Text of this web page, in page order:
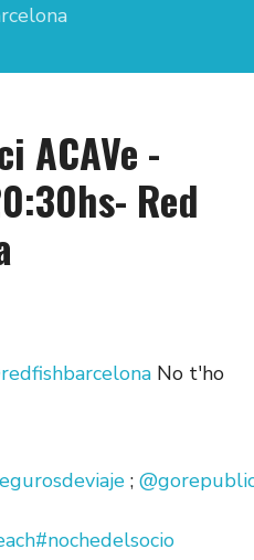
ACAVe -
Red
No t'ho
;
#nochedelsocio